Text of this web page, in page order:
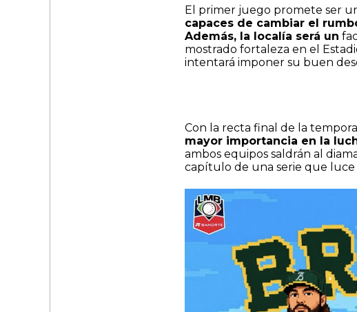
El primer juego promete ser
capaces de cambiar el
Además, la localía será un
mostrado fortaleza en el
intentará imponer su buen
Con la recta final de la
mayor importancia en la
ambos equipos saldrán al
capítulo de una serie que luce